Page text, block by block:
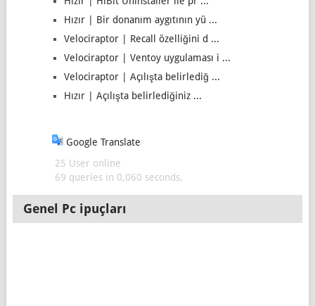
Hızır | Bir donanım aygıtının yü ...
Velociraptor | Recall özelliğini d ...
Velociraptor | Ventoy uygulaması i ...
Velociraptor | Açılışta belirlediğ ...
Hızır | Açılışta belirlediğiniz ...
Google Translate
25 User online
69 queries in 0,060 seconds.
Genel Pc ipuçları